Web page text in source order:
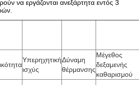
να εργάζονται ανεξάρτητα εντός 3
Υπερηχητική
ισχύς
Δύναμη
θέρμανσης
Μέγεθος
δεξαμενής
καθαρισμού